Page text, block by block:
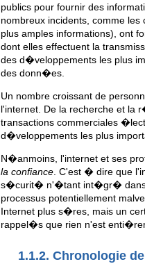
publics pour fournir des
nombreux incidents, comme
plus amples informations), ont
dont elles effectuent la
des d�veloppements les plus
des donn�es.
Un nombre croissant de
l'internet. De la recherche et
transactions commerciales
d�veloppements les plus
N�anmoins, l'internet et ses
la confiance . C'est � dire que
s�curit� n'�tant int�gr� dans
processus potentiellement
Internet plus s�res, mais un
rappel�s que rien n'est
1.1.2. Chronologie